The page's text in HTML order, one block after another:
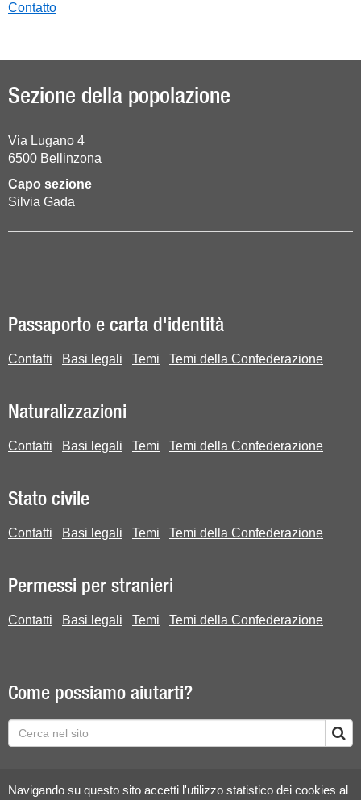
Navigando su questo sito accetti l'utilizzo statistico dei cookies al
Contatto
Sezione della popolazione
Via Lugano 4
6500 Bellinzona
Capo sezione
Silvia Gada
Passaporto e carta d'identità
Contatti Basi legali Temi Temi della Confederazione
Naturalizzazioni
Contatti Basi legali Temi Temi della Confederazione
Stato civile
Contatti Basi legali Temi Temi della Confederazione
Permessi per stranieri
Contatti Basi legali Temi Temi della Confederazione
Come possiamo aiutarti?